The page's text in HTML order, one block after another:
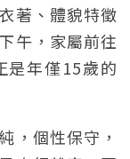
著、體貌特徵
午，家屬前往
是年僅15歲的
，個性保守，